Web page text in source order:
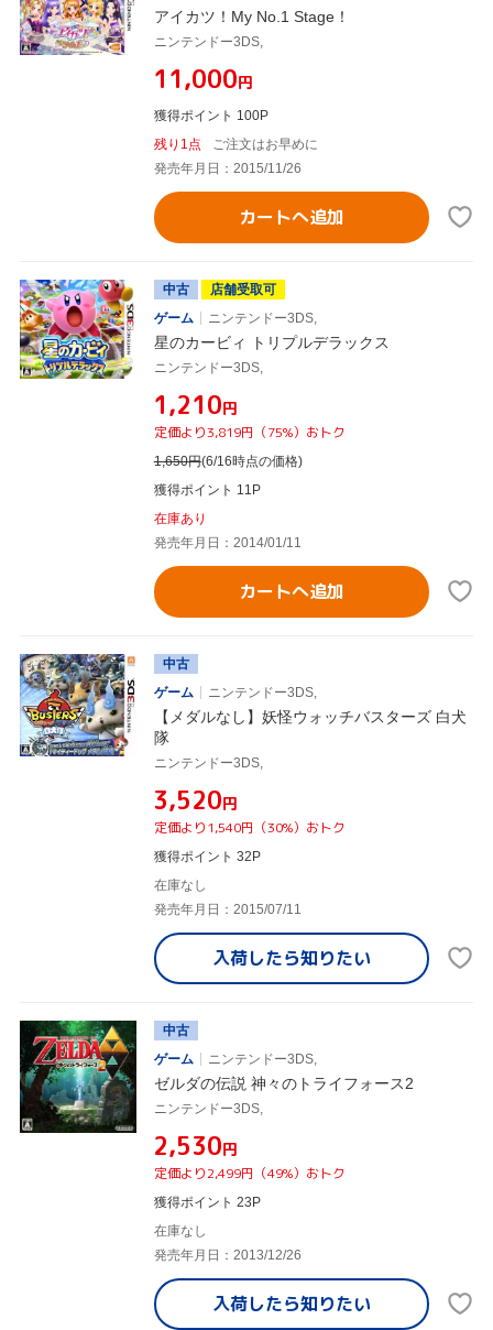
アイカツ！My No.1 Stage！
ニンテンドー3DS,
¥11,000円
獲得ポイント 100P
残り1点
ご注文はお早めに
発売年月日：2015/11/26
カートへ追加
中古
店舗受取可
ゲーム
ニンテンドー3DS,
星のカービィ トリプルデラックス
ニンテンドー3DS,
¥1,210円
定価より3,819円（75%）おトク
1,650円(6/16時点の価格)
獲得ポイント 11P
在庫あり
発売年月日：2014/01/11
カートへ追加
中古
ゲーム
ニンテンドー3DS,
【メダルなし】妖怪ウォッチバスターズ 白犬
隊
ニンテンドー3DS,
¥3,520円
定価より1,540円（30%）おトク
獲得ポイント 32P
在庫なし
発売年月日：2015/07/11
入荷したら知りたい
中古
ゲーム
ニンテンドー3DS,
ゼルダの伝説 神々のトライフォース2
ニンテンドー3DS,
¥2,530円
定価より2,499円（49%）おトク
獲得ポイント 23P
在庫なし
発売年月日：2013/12/26
入荷したら知りたい